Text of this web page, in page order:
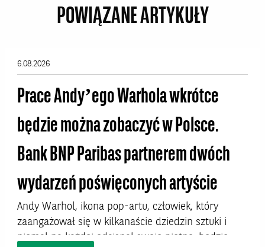
POWIĄZANE ARTYKUŁY
6.08.2026
Prace Andy’ego Warhola wkrótce
będzie można zobaczyć w Polsce.
Bank BNP Paribas partnerem dwóch
wydarzeń poświęconych artyście
Andy Warhol, ikona pop-artu, człowiek, który
zaangażował się w kilkanaście dziedzin sztuki i
niemal na każdej odcisnął swoje piętno, będzie